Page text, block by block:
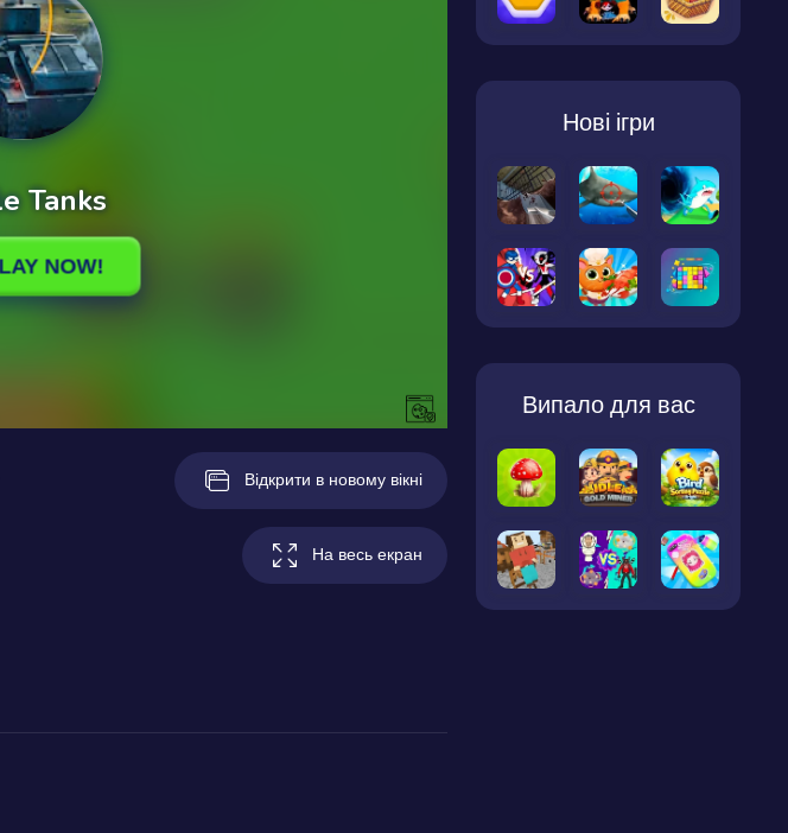
Відкрити в новому вікні
На весь екран
Нові ігри
Випало для вас